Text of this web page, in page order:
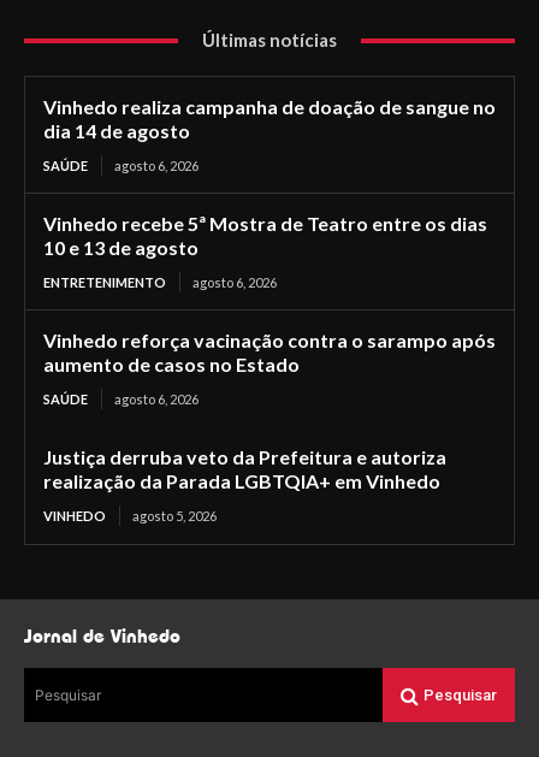
Últimas notícias
Vinhedo realiza campanha de doação de sangue no
dia 14 de agosto
SAÚDE agosto 6, 2026
Vinhedo recebe 5ª Mostra de Teatro entre os dias
10 e 13 de agosto
ENTRETENIMENTO agosto 6, 2026
Vinhedo reforça vacinação contra o sarampo após
aumento de casos no Estado
SAÚDE agosto 6, 2026
Justiça derruba veto da Prefeitura e autoriza
realização da Parada LGBTQIA+ em Vinhedo
VINHEDO agosto 5, 2026
Jornal de Vinhedo
Pesquisar Pesquisar